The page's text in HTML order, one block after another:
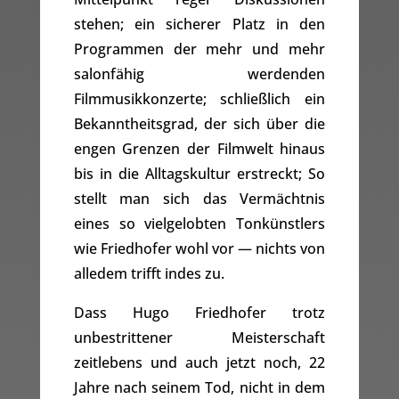
stehen; ein sicherer Platz in den
Programmen der mehr und mehr
salonfähig werdenden
Filmmusikkonzerte; schließlich ein
Bekanntheitsgrad, der sich über die
engen Grenzen der Filmwelt hinaus
bis in die Alltagskultur erstreckt; So
stellt man sich das Vermächtnis
eines so vielgelobten Tonkünstlers
wie Friedhofer wohl vor — nichts von
alledem trifft indes zu.
Dass Hugo Friedhofer trotz
unbestrittener Meisterschaft
zeitlebens und auch jetzt noch, 22
Jahre nach seinem Tod, nicht in dem